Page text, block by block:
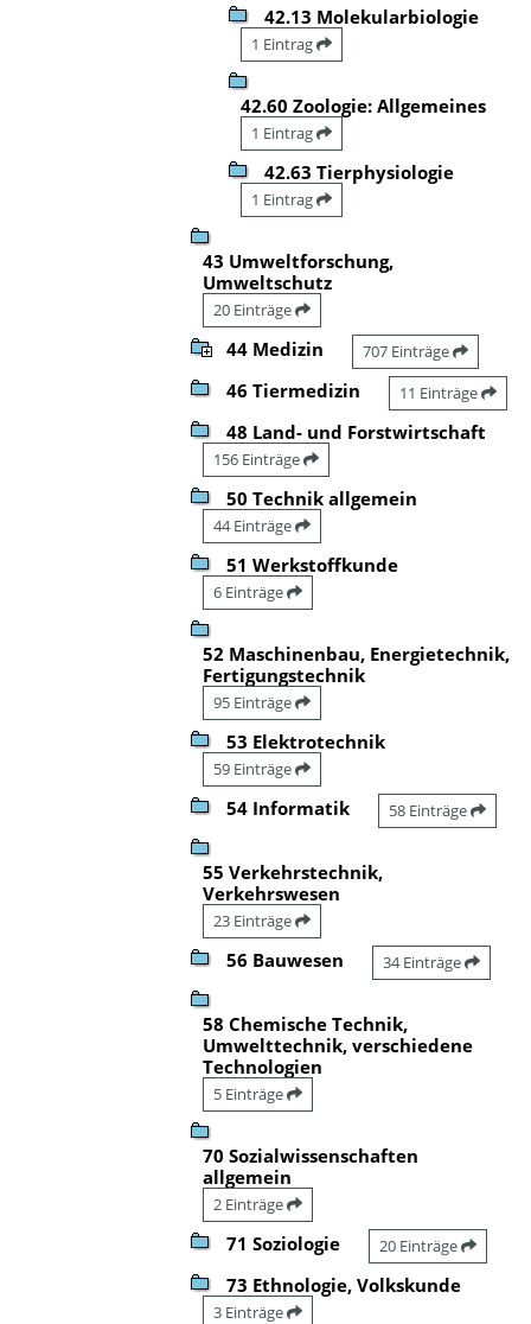
42.13 Molekularbiologie
1 Eintrag
42.60 Zoologie: Allgemeines
1 Eintrag
42.63 Tierphysiologie
1 Eintrag
43 Umweltforschung,
Umweltschutz
20 Einträge
44 Medizin 707 Einträge
46 Tiermedizin 11 Einträge
48 Land- und Forstwirtschaft
156 Einträge
50 Technik allgemein
44 Einträge
51 Werkstoffkunde
6 Einträge
52 Maschinenbau, Energietechnik,
Fertigungstechnik
95 Einträge
53 Elektrotechnik
59 Einträge
54 Informatik 58 Einträge
55 Verkehrstechnik,
Verkehrswesen
23 Einträge
56 Bauwesen 34 Einträge
58 Chemische Technik,
Umwelttechnik, verschiedene
Technologien
5 Einträge
70 Sozialwissenschaften
allgemein
2 Einträge
71 Soziologie 20 Einträge
73 Ethnologie, Volkskunde
3 Einträge